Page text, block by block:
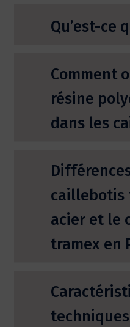
Qu’est-ce
Comment
résine
dans les
caillebotis
acier et le
tramex en